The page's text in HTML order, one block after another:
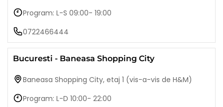
Program: L-S 09:00- 19:00
0722466444
Bucuresti - Baneasa Shopping City
Baneasa Shopping City, etaj 1 (vis-a-vis de H&M)
Program: L-D 10:00- 22:00